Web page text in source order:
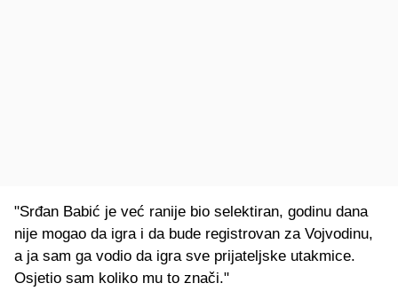
"Srđan Babić je već ranije bio selektiran, godinu dana
nije mogao da igra i da bude registrovan za Vojvodinu,
a ja sam ga vodio da igra sve prijateljske utakmice.
Osjetio sam koliko mu to znači."